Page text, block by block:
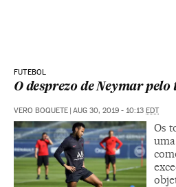
FUTEBOL
O desprezo de Neymar
VERO BOQUETE | AUG 30, 2019 - 10:13 EDT
Os